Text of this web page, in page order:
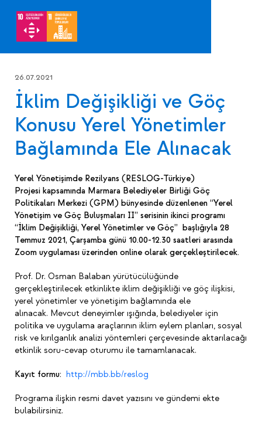
26.07.2021
İklim Değişikliği ve Göç
Konusu Yerel Yönetimler
Bağlamında Ele Alınacak
Yerel Yönetişimde Rezilyans (RESLOG-Türkiye)
Projesi kapsamında Marmara Belediyeler Birliği Göç
Politikaları Merkezi (GPM) bünyesinde düzenlenen “Yerel
Yönetişim ve Göç Buluşmaları II” serisinin ikinci programı
“İklim Değişikliği, Yerel Yönetimler ve Göç” başlığıyla 28
Temmuz 2021, Çarşamba günü 10.00-12.30 saatleri arasında
Zoom uygulaması üzerinden online olarak gerçekleştirilecek.
Prof. Dr. Osman Balaban yürütücülüğünde
gerçekleştirilecek etkinlikte iklim değişikliği ve göç ilişkisi,
yerel yönetimler ve yönetişim bağlamında ele
alınacak. Mevcut deneyimler ışığında, belediyeler için
politika ve uygulama araçlarının iklim eylem planları, sosyal
risk ve kırılganlık analizi yöntemleri çerçevesinde aktarılacağı
etkinlik soru-cevap oturumu ile tamamlanacak.
Kayıt formu: http://mbb.bb/reslog
Programa ilişkin resmi davet yazısını ve gündemi ekte
bulabilirsiniz.